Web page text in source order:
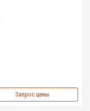
Запрос цены